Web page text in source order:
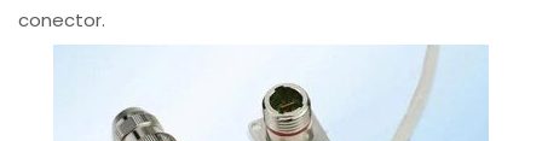
conector.